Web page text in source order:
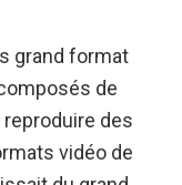
grand format
de
des
vidéo de